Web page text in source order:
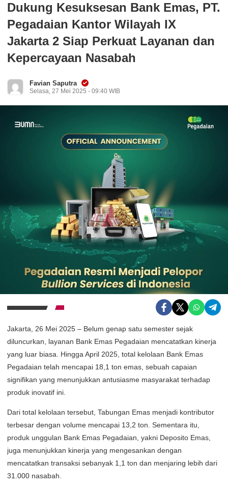
Dukung Kesuksesan Bank Emas, PT.
Pegadaian Kantor Wilayah IX
Jakarta 2 Siap Perkuat Layanan dan
Kepercayaan Nasabah
Favian Saputra
Selasa, 27 Mei 2025 - 09:40 WIB
Jakarta, 26 Mei 2025 – Belum genap satu semester sejak
diluncurkan, layanan Bank Emas Pegadaian mencatatkan kinerja
yang luar biasa. Hingga April 2025, total kelolaan Bank Emas
Pegadaian telah mencapai 18,1 ton emas, sebuah capaian
signifikan yang menunjukkan antusiasme masyarakat terhadap
produk inovatif ini.
Dari total kelolaan tersebut, Tabungan Emas menjadi kontributor
terbesar dengan volume mencapai 13,2 ton. Sementara itu,
produk unggulan Bank Emas Pegadaian, yakni Deposito Emas,
juga menunjukkan kinerja yang mengesankan dengan
mencatatkan transaksi sebanyak 1,1 ton dan menjaring lebih dari
31.000 nasabah.